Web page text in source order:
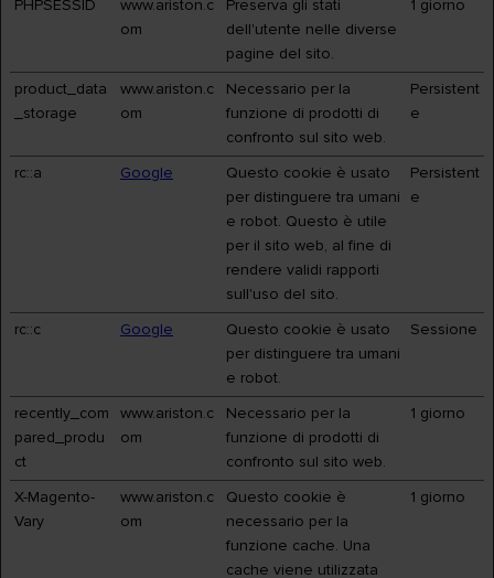
PHPSESSID
www.ariston.c
om
Preserva gli stati
dell'utente nelle diverse
pagine del sito.
1 giorno
product_data
_storage
www.ariston.c
om
Necessario per la
funzione di prodotti di
confronto sul sito web.
Persistent
e
rc::a Google
Questo cookie è usato
per distinguere tra umani
e robot. Questo è utile
per il sito web, al fine di
rendere validi rapporti
sull'uso del sito.
Persistent
e
rc::c Google
Questo cookie è usato
per distinguere tra umani
e robot.
Sessione
recently_com
pared_produ
ct
www.ariston.c
om
Necessario per la
funzione di prodotti di
confronto sul sito web.
1 giorno
X-Magento-
Vary
www.ariston.c
om
Questo cookie è
necessario per la
funzione cache. Una
cache viene utilizzata
1 giorno